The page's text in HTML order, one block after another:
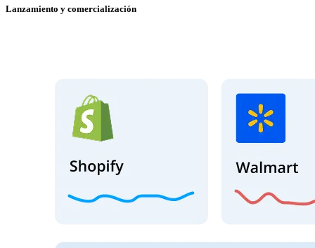
Lanzamiento y comercialización